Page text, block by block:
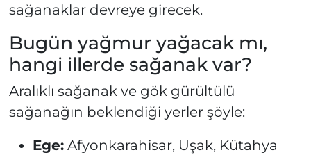
sağanaklar devreye girecek.
Bugün yağmur yağacak mı,
hangi illerde sağanak var?
Aralıklı sağanak ve gök gürültülü
sağanağın beklendiği yerler şöyle:
Ege:Afyonkarahisar, Uşak, Kütahya